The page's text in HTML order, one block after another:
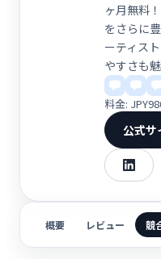
ヶ月無料
をさらに
ーティス
やすさも魅
料金:
公式サ
概要 レビュー 競